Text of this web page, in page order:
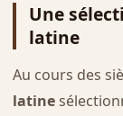
Une
latine
Au cours des
latine